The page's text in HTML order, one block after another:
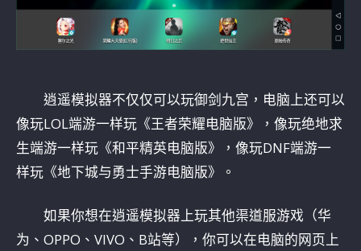
逍遥模拟器不仅仅可以玩御剑九宫，电脑上还可以
像玩LOL端游一样玩《王者荣耀电脑版》，像玩绝地求
生端游一样玩《和平精英电脑版》，像玩DNF端游一
样玩《地下城与勇士手游电脑版》。
如果你想在逍遥模拟器上玩其他渠道服游戏（华
为、OPPO、VIVO、B站等），你可以在电脑的网页上